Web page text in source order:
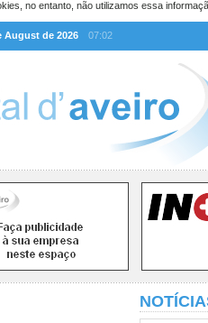
no entanto, não utilizamos essa
August de 2026
07:02